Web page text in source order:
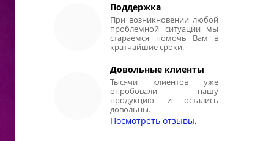
Поддержка
При возникновении любой
проблемной ситуации мы
стараемся помочь Вам в
кратчайшие сроки.
Довольные клиенты
Тысячи клиентов уже
опробовали нашу
продукцию и остались
довольны.
Посмотреть отзывы.